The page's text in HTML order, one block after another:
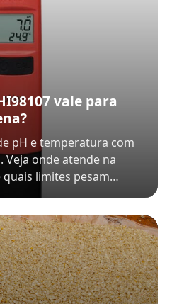
vale para
pH e temperatura com
Veja onde atende na
limites pesam…